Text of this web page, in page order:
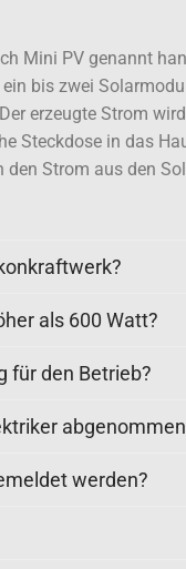
Mini PV genannt
bis zwei
erzeugte Strom
Steckdose in das
Strom aus den
als 600 Watt?
für den Betrieb?
werden?